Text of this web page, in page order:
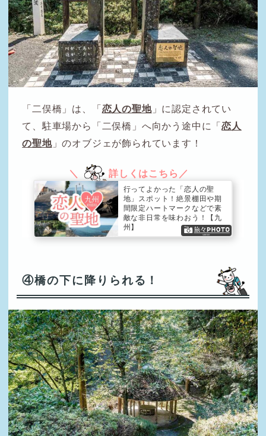
「二俣橋」は、「 恋人の聖地」に認定されてい
て、駐車場から「二俣橋」へ向かう途中に「恋人
の聖地」のオブジェが飾られています！
行ってよかった「恋人の聖
地」スポット！絶景棚田や期
間限定ハートマークなどで素
敵な非日常を味わおう！【九
州】
④橋の下に降りられる！